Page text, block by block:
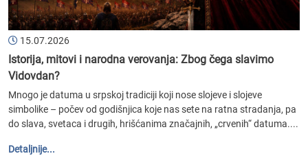
15.07.2026
Istorija, mitovi i narodna verovanja: Zbog čega slavimo
Vidovdan?
Mnogo je datuma u srpskoj tradiciji koji nose slojeve i slojeve
simbolike – počev od godišnjica koje nas sete na ratna stradanja, pa
do slava, svetaca i drugih, hrišćanima značajnih, „crvenih“ datuma....
Detaljnije...